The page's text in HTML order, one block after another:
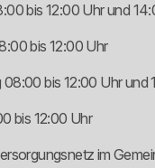
bis 12:00 Uhr und
bis 12:00 Uhr
bis 12:00 Uhr und
bis 12:00 Uhr
im